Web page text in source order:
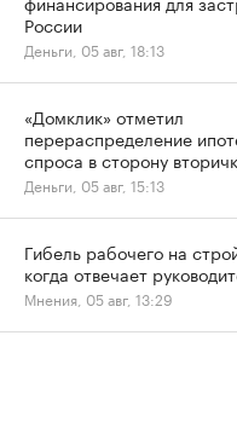
России
Деньги, 05 авг, 18:13
«Домклик» отметил
перераспределение
спроса в сторону
Деньги, 05 авг, 15:13
Гибель рабочего на
когда отвечает
Мнения, 05 авг, 13:29